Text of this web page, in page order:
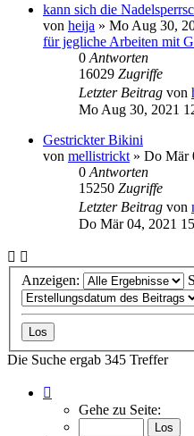
kann sich die
von heija » Mo Aug 30,
für jegliche Arbeiten mit
0 Antworten
16029 Zugriffe
Letzter Beitrag von
Mo Aug 30, 2021
Gestrickter Bikini
von mellistrickt » Do Mär
0 Antworten
15250 Zugriffe
Letzter Beitrag von
Do Mär 04, 2021
Anzeigen:
Die Suche ergab 345 Treffer
von
Gehe zu Seite: